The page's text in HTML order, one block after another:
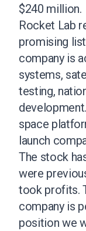
$240 million.
Rocket Lab
promising
company is
systems,
testing,
space
launch
The stock
were
took profits.
company is
position we